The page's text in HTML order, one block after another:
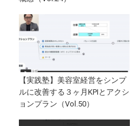
【実践塾】美容室経営をシンプ
ルに改善する３ヶ月KPIとアクシ
ョンプラン（Vol.50）